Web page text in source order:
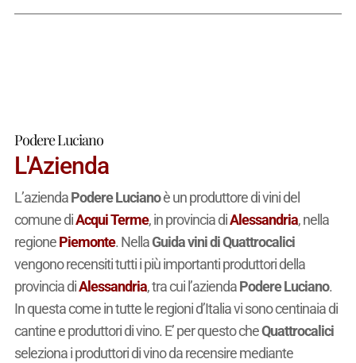
Podere Luciano
L'Azienda
L’aziendaPodere Lucianoè un produttore di vini del
comune diAcqui Terme, in provincia diAlessandria, nella
regionePiemonte. NellaGuida vini di Quattrocalici
vengono recensiti tutti i più importanti produttori della
provincia diAlessandria, tra cui l’aziendaPodere Luciano.
In questa come in tutte le regioni d’Italia vi sono centinaia di
cantine e produttori di vino. E’ per questo cheQuattrocalici
seleziona i produttori di vino da recensire mediante